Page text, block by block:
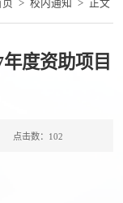
页 > 校内通知 > 正文
度资助项目
点击数： 102